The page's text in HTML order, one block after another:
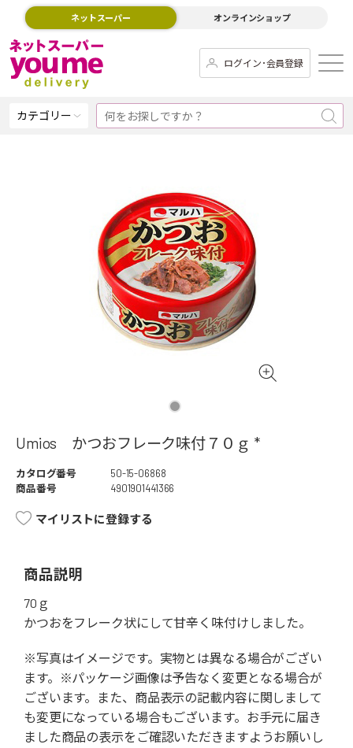
ネットスーパー オンラインショップ
ログイン･会員登録
カテゴリー
Umios かつおフレーク味付７０ｇ *
カタログ番号
50-15-06868
商品番号
4901901441366
マイリストに登録する
商品説明
70ｇ
かつおをフレーク状にして甘辛く味付けしました。
※写真はイメージです。実物とは異なる場合がござい
ます。※パッケージ画像は予告なく変更となる場合が
ございます。また、商品表示の記載内容に関しまして
も変更になっている場合もございます。お手元に届き
ました商品の表示をご確認いただきますようお願いし